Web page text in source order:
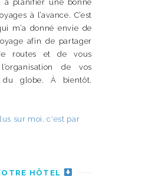
à planifier une bonne
à l’avance. C’est
m’a donné envie de
afin de partager
routes et de vous
de vos
du globe. À bientôt.
sur moi, c'est par
HÔTEL